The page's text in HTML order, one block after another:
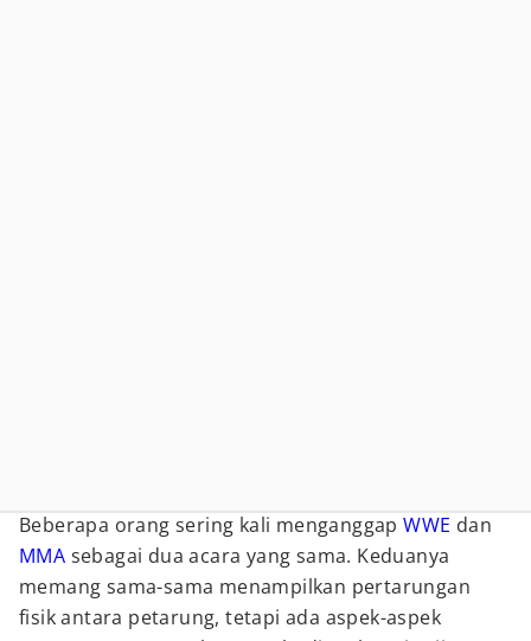
Beberapa orang sering kali menganggapWWE dan
MMA sebagai dua acara yang sama. Keduanya
memang sama-sama menampilkan pertarungan
fisik antara petarung, tetapi ada aspek-aspek